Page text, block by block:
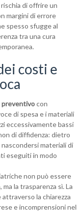
di offrire un
margini di errore
spesso sfugge al
tra una cura
costi e
preventivocon
di spesa e i materiali
eccessivamente bassi
di diffidenza: dietro
materiali di
eseguiti in modo
non può essere
la trasparenza sì. La
la chiarezza
e incomprensioni nel